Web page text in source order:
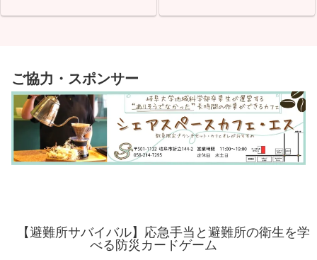
ご協力・スポンサー
【避難所サバイバル】応急手当と避難所の衛生を学
べる防災カードゲーム